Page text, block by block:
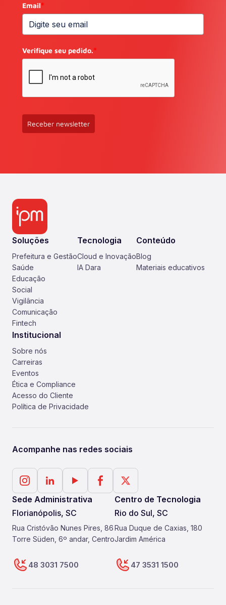
Email*
Verifique seu pedido.*
Receber newsletter
Soluções
Prefeitura e Gestão
Saúde
Educação
Social
Vigilância
Comunicação
Fintech
Tecnologia
Cloud e Inovação
IA Dara
Conteúdo
Blog
Materiais educativos
Institucional
Sobre nós
Carreiras
Eventos
Ética e Compliance
Acesso do Cliente
Política de Privacidade
Acompanhe nas redes sociais
Sede Administrativa
Florianópolis, SC
Rua Cristóvão Nunes Pires, 86
Torre Süden, 6º andar, Centro
48 3031 7500
Centro de Tecnologia
Rio do Sul, SC
Rua Duque de Caxias, 180
Jardim América
47 3531 1500